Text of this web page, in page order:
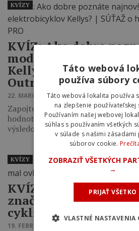
KVÍZ: Ako dobre
modely bicyklov a
Kellys? ‎| SÚŤAŽ o
Outrage PRO
22. MARCA 2026 12:14
Zapojte sa do súťaže o helmu
hodnote 119,90 eur. Stačí
výsledok…
KVÍZY
KVÍZ | Ako dobre
značky, ktoré by mal
cyklista?
19. FEBRUÁRA 2026 13:04
KVÍZY
Táto webová
používa súbory
Táto webová lokalita používa
na zlepšenie používateľskej
Používaním našej webovej
súhlas s používaním všetkých
v súlade s našimi zásadami
súborov cookie.
ZOBRAZIŤ VŠETKÝCH
→
PRIJAŤ VŠETKO
VLASTNÉ NASTAVENIA